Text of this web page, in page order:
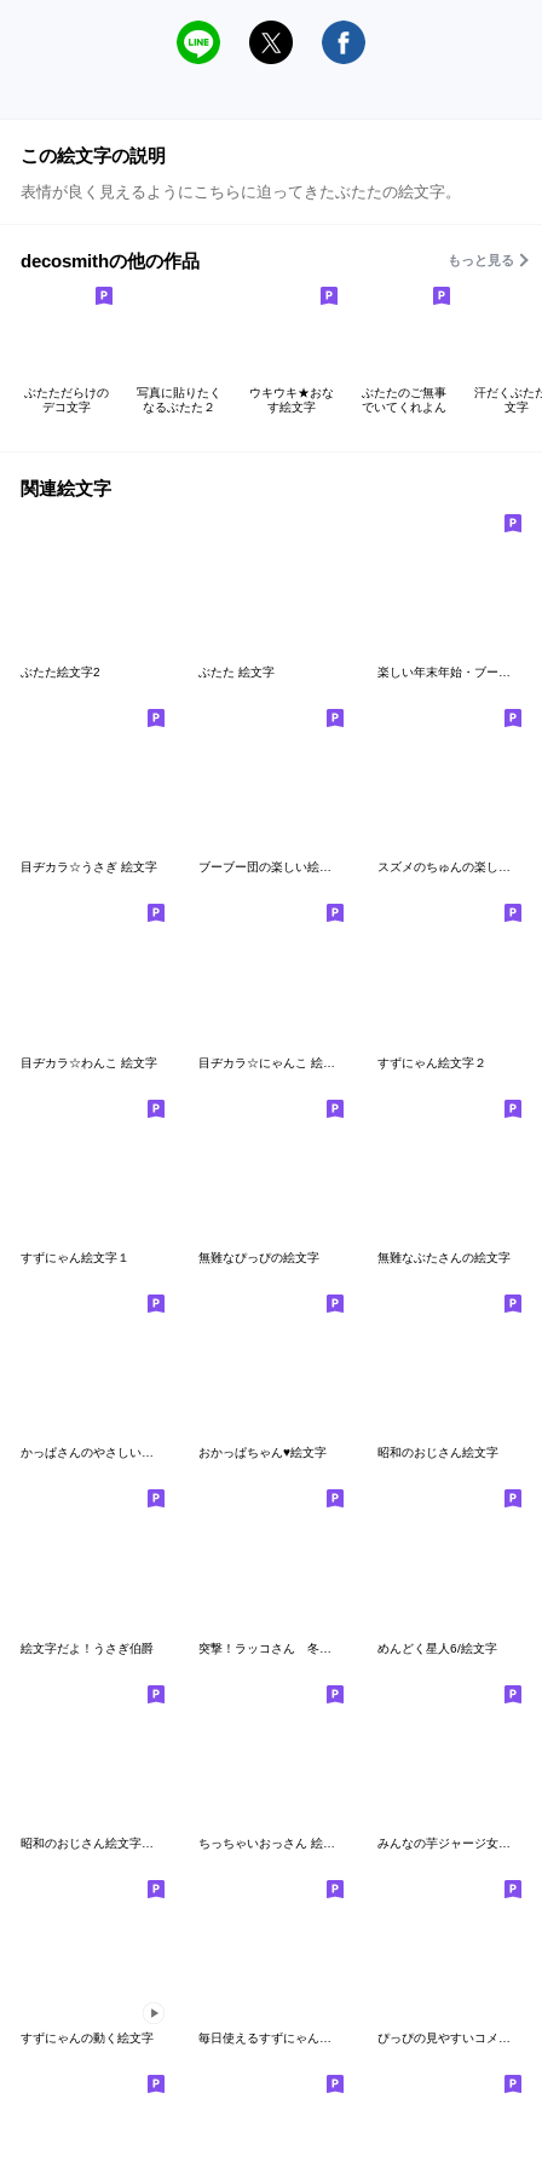
この絵文字の説明
表情が良く見えるようにこちらに迫ってきたぶたたの絵文字。
decosmithの他の作品 もっと見る
ぶたただらけの
デコ文字
写真に貼りたく
なるぶたた２
ウキウキ★おな
す絵文字
ぶたたのご無事
でいてくれよん
汗だくぶた
文字
関連絵文字
ぶたた絵文字2 ぶたた 絵文字
目ヂカラ☆うさぎ 絵文字 ブーブー団の楽しい絵文字 スズメのちゅんの楽しい絵文字(飛行帽ver.)
目ヂカラ☆わんこ 絵文字 すずにゃん絵文字２
すずにゃん絵文字１ 無難なぴっぴの絵文字 無難なぶたさんの絵文字
かっぱさんのやさしい絵文字 おかっぱちゃん♥絵文字 昭和のおじさん絵文字
絵文字だよ！うさぎ伯爵 めんどく星人6/絵文字
みんなの芋ジャージ女子【絵文字編】
すずにゃんの動く絵文字 毎日使えるすずにゃんの絵文字 ぴっぴの見やすいコメント付き絵文字